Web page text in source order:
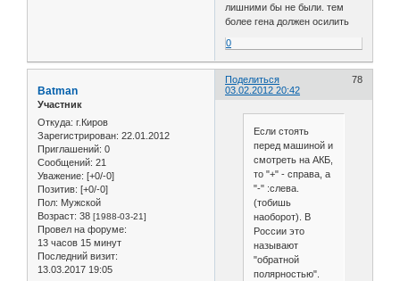
лишними бы не были. тем
более гена должен осилить
0
Поделиться
78
03.02.2012 20:42
Batman
Участник
Откуда: г.Киров
Зарегистрирован: 22.01.2012
Приглашений: 0
Сообщений: 21
Уважение: [+0/-0]
Позитив: [+0/-0]
Пол: Мужской
Возраст: 38 [1988-03-21]
Провел на форуме:
13 часов 15 минут
Последний визит:
13.03.2017 19:05
Если стоять
перед машиной и
смотреть на АКБ,
то "+" - справа, а
"-" :слева.
(тобишь
наоборот). В
России это
называют
"обратной
полярностью".